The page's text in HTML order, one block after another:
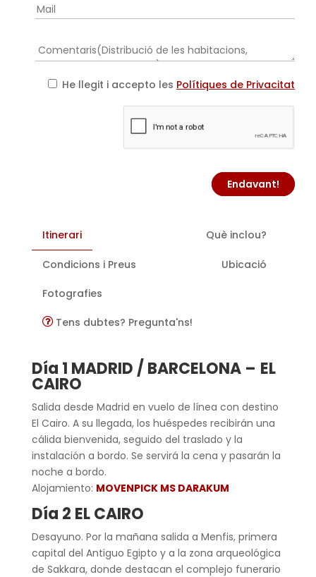
He llegit i accepto les Polítiques de Privacitat
Endavant!
Itinerari Què inclou?
Condicions i Preus Ubicació
Fotografies
Tens dubtes? Pregunta'ns!
Día 1 MADRID / BARCELONA – EL
CAIRO
Salida desde Madrid en vuelo de línea con destino
El Cairo. A su llegada, los huéspedes recibirán una
cálida bienvenida, seguido del traslado y la
instalación a bordo. Se servirá la cena y pasarán la
noche a bordo.
Alojamiento: MOVENPICK MS DARAKUM
Día 2 EL CAIRO
Desayuno. Por la mañana salida a Menfis, primera
capital del Antiguo Egipto y a la zona arqueológica
de Sakkara, donde destacan el complejo funerario